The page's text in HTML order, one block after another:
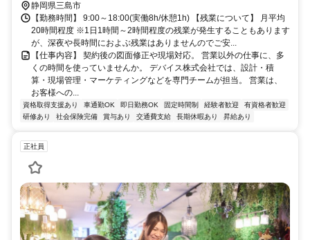
静岡県三島市
【勤務時間】 9:00～18:00(実働8h/休憩1h) 【残業について】 月平均
20時間程度 ※1日1時間～2時間程度の残業が発生することもあります
が、深夜や長時間におよぶ残業はありませんのでご安...
【仕事内容】 契約後の図面修正や現場対応。 営業以外の仕事に、多
くの時間を使っていませんか。 デバイス株式会社では、設計・積
算・現場管理・マーケティングなどを専門チームが担当。 営業は、
お客様への...
資格取得支援あり 車通勤OK 即日勤務OK 固定時間制 経験者歓迎
有資格者歓迎
研修あり
社会保険完備 賞与あり 交通費支給 長期休暇あり 昇給あり
正社員